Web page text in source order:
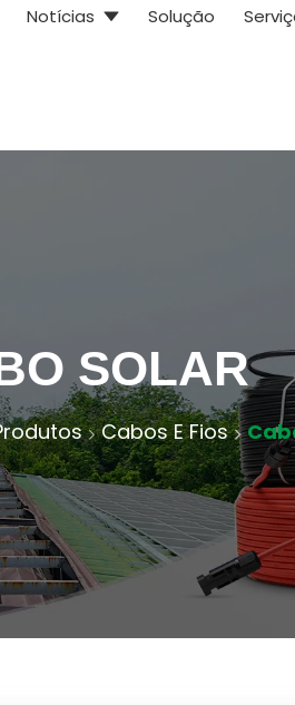
Notícias Solução
SOLAR
Cabos E Fios